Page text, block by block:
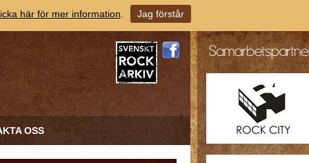
OSS
här för mer information Jag förstår